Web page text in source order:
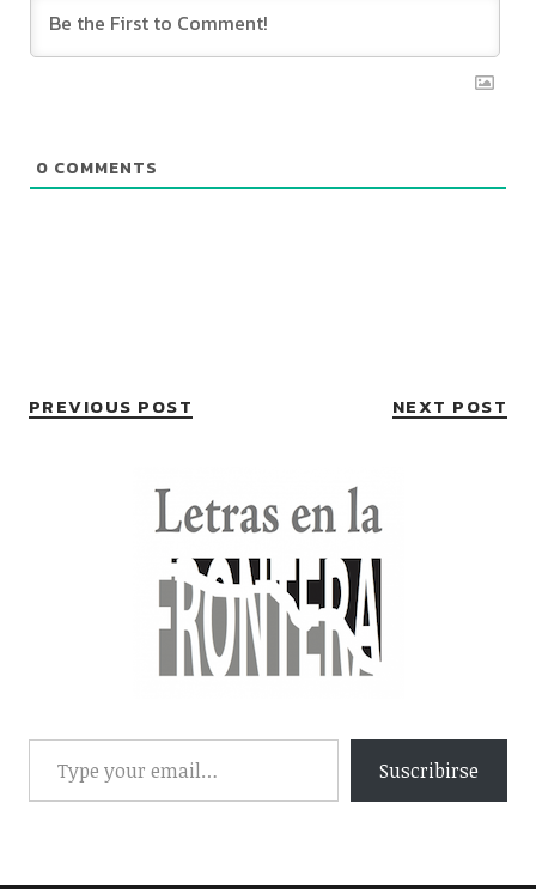
0 COMMENTS
PREVIOUS POST NEXT POST
Suscribirse